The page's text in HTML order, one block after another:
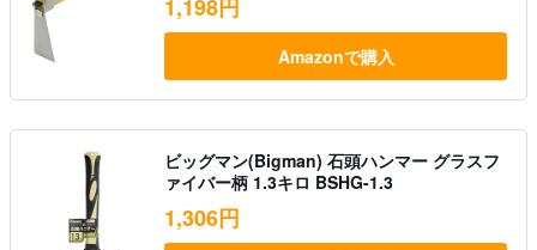
1,198円
Amazonで購入
ビッグマン(Bigman) 石頭ハンマー グラスフ
ァイバー柄 1.3キロ BSHG-1.3
1,306円